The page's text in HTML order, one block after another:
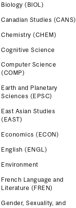
Biology (BIOL)
Canadian Studies (CANS)
Chemistry (CHEM)
Cognitive Science
Computer Science
(COMP)
Earth and Planetary
Sciences (EPSC)
East Asian Studies
(EAST)
Economics (ECON)
English (ENGL)
Environment
French Language and
Literature (FREN)
Gender, Sexuality, and